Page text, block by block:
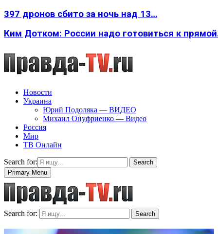
397 дронов сбито за ночь над 13…
Ким Дотком: России надо готовиться к
Новости
Украина
Юрий Подоляка — ВИДЕО
Михаил Онуфриенко — Видео
Россия
Мир
ТВ Онлайн
Search for:
Search
Primary Menu
Search for: Search